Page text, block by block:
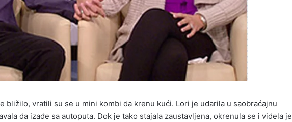
bližilo, vratili su se u mini kombi da krenu kući. Lori je udarila u saobraćajnu
da izađe sa autoputa. Dok je tako stajala zaustavljena, okrenula se i videla je